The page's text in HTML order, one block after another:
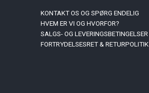
KONTAKT OS OG SPØRG ENDELIG
HVEM ER VI OG HVORFOR?
SALGS- OG LEVERINGSBETINGELSER
FORTRYDELSESRET & RETURPOLITIK